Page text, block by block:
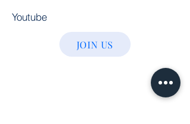
Youtube
JOIN US